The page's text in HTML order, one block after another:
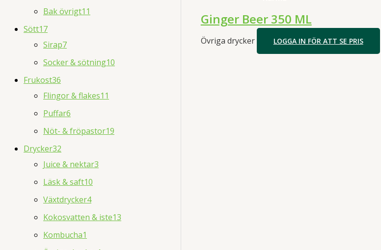
Bak övrigt11
Sött17
Sirap7
Socker & sötning10
Frukost36
Flingor & flakes11
Puffar6
Nöt- & fröpastor19
Drycker32
Juice & nektar3
Läsk & saft10
Växtdrycker4
Kokosvatten & iste13
Kombucha1
Ginger Beer 350 ML
Övriga drycker LOGGA IN FÖR ATT SE PRIS